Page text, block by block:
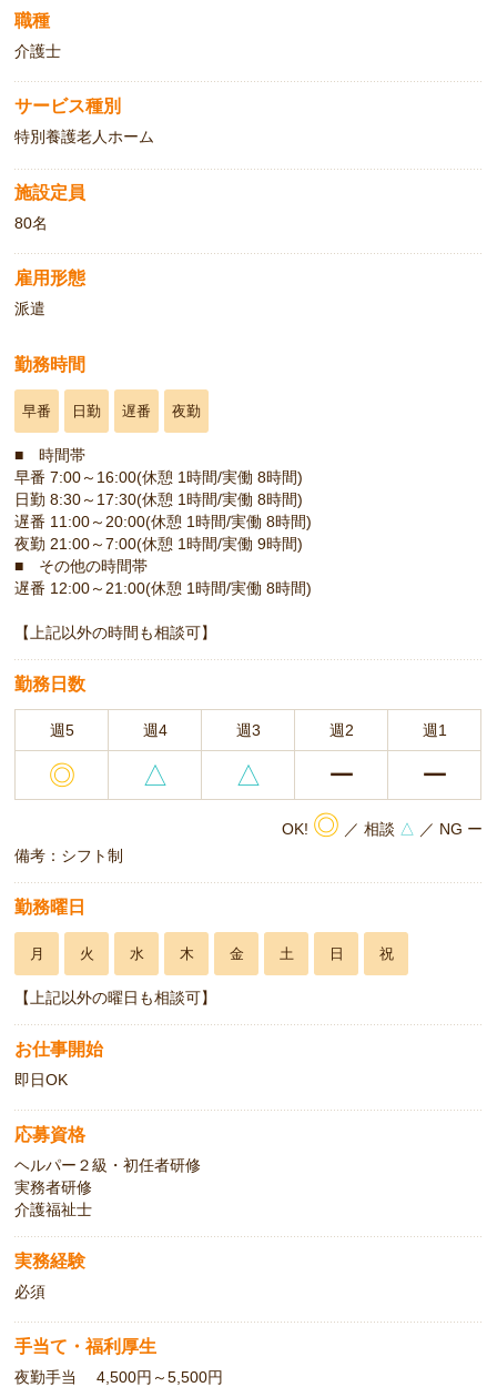
職種
介護士
サービス種別
特別養護老人ホーム
施設定員
80名
雇用形態
派遣
勤務時間
早番 日勤 遅番 夜勤
■ 時間帯
早番 7:00～16:00(休憩 1時間/実働 8時間)
日勤 8:30～17:30(休憩 1時間/実働 8時間)
遅番 11:00～20:00(休憩 1時間/実働 8時間)
夜勤 21:00～7:00(休憩 1時間/実働 9時間)
■ その他の時間帯
遅番 12:00～21:00(休憩 1時間/実働 8時間)
【上記以外の時間も相談可】
勤務日数
週5 週4 週3 週2 週1
◎ △ △ ー ー
OK! ◎ ／ 相談 △ ／ NG ー
備考：シフト制
勤務曜日
月 火 水 木 金 土 日 祝
【上記以外の曜日も相談可】
お仕事開始
即日OK
応募資格
ヘルパー２級・初任者研修
実務者研修
介護福祉士
実務経験
必須
手当て・福利厚生
夜勤手当 4,500円～5,500円